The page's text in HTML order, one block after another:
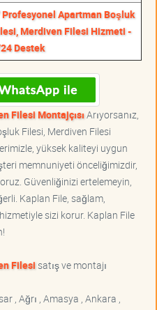
Profesyonel Apartman Boşluk
Merdiven Filesi Hizmeti -
Destek
Filesi MontajçısıArıyorsanız,
Filesi, Merdiven Filesi
yüksek kaliteyi uygun
memnuniyeti önceliğimizdir,
Güvenliğinizi ertelemeyin,
Kaplan File, sağlam,
sizi korur. Kaplan File
Filesisatış ve montajı
, Ağrı , Amasya , Ankara ,